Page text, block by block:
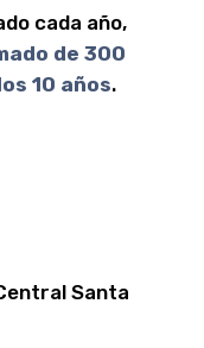
cada año,
de 300
10 años.
Santa